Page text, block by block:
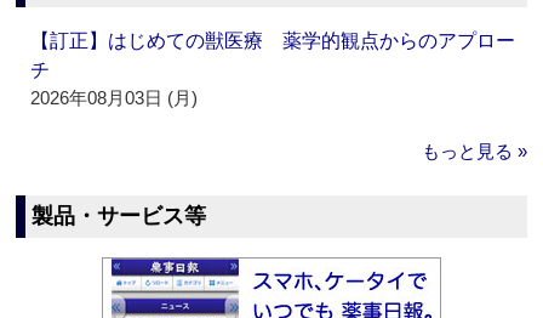
【訂正】はじめての獣医療 薬学的観点からのアプロー
チ
2026年08月03日 (月)
もっと見る »
製品・サービス等